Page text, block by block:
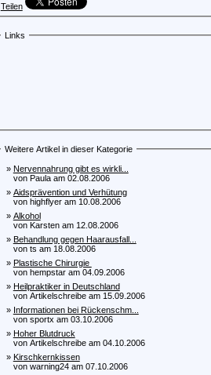
Teilen
Links
Weitere Artikel in dieser Kategorie
» Nervennahrung gibt es wirkli...
von Paula am 02.08.2006
» Aidsprävention und Verhütung
von highflyer am 10.08.2006
» Alkohol
von Karsten am 12.08.2006
» Behandlung gegen Haarausfall...
von ts am 18.08.2006
» Plastische Chirurgie
von hempstar am 04.09.2006
» Heilpraktiker in Deutschland
von Artikelschreibe am 15.09.2006
» Informationen bei Rückenschm...
von sportx am 03.10.2006
» Hoher Blutdruck
von Artikelschreibe am 04.10.2006
» Kirschkernkissen
von warning24 am 07.10.2006